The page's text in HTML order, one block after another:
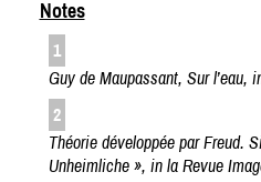
Notes
1
Guy de Maupassant, Sur l’eau,
2
Théorie développée par Freud.
Unheimliche », in la Revue